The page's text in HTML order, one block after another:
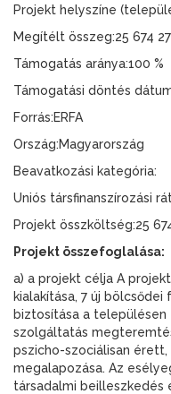
Projekt helyszíne
Megítélt összeg:25 674
Támogatás aránya:100 %
Támogatási döntés
Forrás:ERFA
Ország:Magyarország
Beavatkozási kategória:
Uniós társfinanszírozási
Projekt összköltség:25
Projekt összefoglalása:
a) a projekt célja A
kialakítása, 7 új
biztosítása a
szolgáltatás
pszicho-szociálisan érett,
megalapozása. Az
társadalmi beilleszkedés